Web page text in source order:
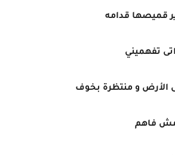
قميصها قدامه
تفهميني
الأرض و منتظرة بخوف
فاهم